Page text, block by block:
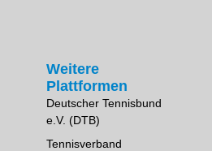
Weitere
Plattformen
Deutscher Tennisbund
e.V. (DTB)
Tennisverband